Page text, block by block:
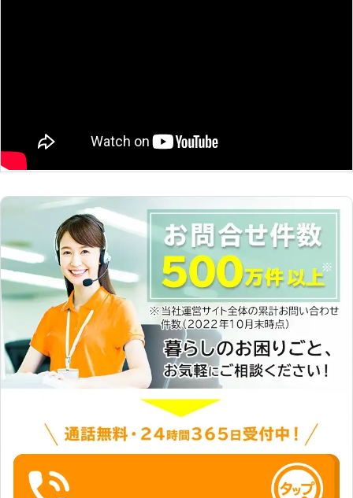
い 株式会社イージャンワークスで
が対応します。 18年間培ってきた経
バッテリー供給や交換など、バッテリ
ーに関する不具合を解決しております
ので、車のバッテリートラブルなら、
株式会社イージャンワークスにお任せ
ください。 ●その他車の不具合に対
応しております！ 株式会社イージャ
ンワークスでは、車のバッテリートラ
ブル以外にも車のエンジン周りの修理
や吸排気系の修理・整備などにも対応
可能。 高機能診断機や整備工場も完
備しておりますので、メンテナンスの
際も安心してお任せできます。 車の
不具合なら、株式会社イージャンワー
クスまで一度ご相談ください。 株式
会社イージャンワークスは栃木県を中
心に車に関するお困り事を解決してい
ます。 バッテリーやそれ以外の車ト
ラブルなら、栃木の車トラブル解消業